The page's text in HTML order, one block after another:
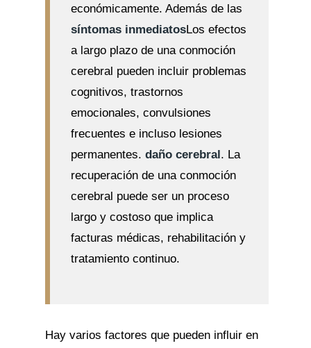
económicamente. Además de las
síntomas inmediatosLos efectos
a largo plazo de una conmoción
cerebral pueden incluir problemas
cognitivos, trastornos
emocionales, convulsiones
frecuentes e incluso lesiones
permanentes. daño cerebral. La
recuperación de una conmoción
cerebral puede ser un proceso
largo y costoso que implica
facturas médicas, rehabilitación y
tratamiento continuo.
Hay varios factores que pueden influir en